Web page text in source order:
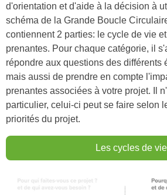
d'orientation et d'aide à la décision à
schéma de la Grande Boucle
contiennent 2 parties: le cycle de vie
prenantes. Pour chaque catégorie, il
répondre aux questions des différents
mais aussi de prendre en compte
prenantes associées à votre projet. Il
particulier, celui-ci peut se faire selon
priorités du projet.
Les cycles de vie